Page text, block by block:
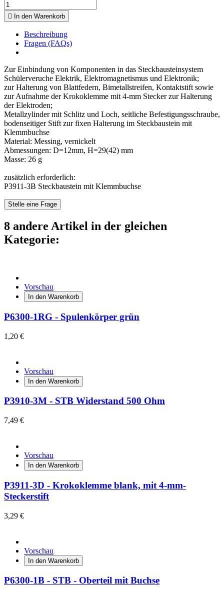
 In den Warenkorb
Beschreibung
Fragen (FAQs)
Zur Einbindung von Komponenten in das Steckbausteinsystem
Schülerveruche Elektrik, Elektromagnetismus und Elektronik;
zur Halterung von Blattfedern, Bimetallstreifen, Kontaktstift sowie
zur Aufnahme der Krokoklemme mit 4-mm Stecker zur Halterung
der Elektroden;
Metallzylinder mit Schlitz und Loch, seitliche Befestigungsschraube,
bodenseitiger Stift zur fixen Halterung im Steckbaustein mit
Klemmbuchse
Material: Messing, vernickelt
Abmessungen: D=12mm, H=29(42) mm
Masse: 26 g
zusätzlich erforderlich:
P3911-3B Steckbaustein mit Klemmbuchse
Stelle eine Frage
8 andere Artikel in der gleichen
Kategorie:
Vorschau
In den Warenkorb
P6300-1RG - Spulenkörper grün
1,20 €
Vorschau
In den Warenkorb
P3910-3M - STB Widerstand 500 Ohm
7,49 €
Vorschau
In den Warenkorb
P3911-3D - Krokoklemme blank, mit 4-mm-
Steckerstift
3,29 €
Vorschau
In den Warenkorb
P6300-1B - STB - Oberteil mit Buchse